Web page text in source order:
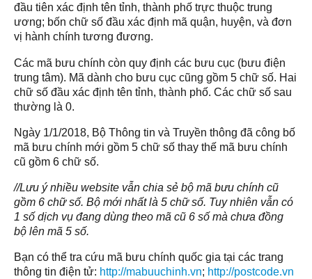
đầu tiên xác định tên tỉnh, thành phố trực thuộc trung
ương; bốn chữ số đầu xác định mã quận, huyện, và đơn
vị hành chính tương đương.
Các mã bưu chính còn quy định các bưu cục (bưu điện
trung tâm). Mã dành cho bưu cục cũng gồm 5 chữ số. Hai
chữ số đầu xác định tên tỉnh, thành phố. Các chữ số sau
thường là 0.
Ngày 1/1/2018, Bộ Thông tin và Truyền thông đã công bố
mã bưu chính mới gồm 5 chữ số thay thế mã bưu chính
cũ gồm 6 chữ số.
//Lưu ý nhiều website vẫn chia sẻ bộ mã bưu chính cũ
gồm 6 chữ số. Bộ mới nhất là 5 chữ số. Tuy nhiên vẫn có
1 số dịch vụ đang dùng theo mã cũ 6 số mà chưa đồng
bộ lên mã 5 số.
Bạn có thể tra cứu mã bưu chính quốc gia tại các trang
thông tin điện tử: http://mabuuchinh.vn; http://postcode.vn